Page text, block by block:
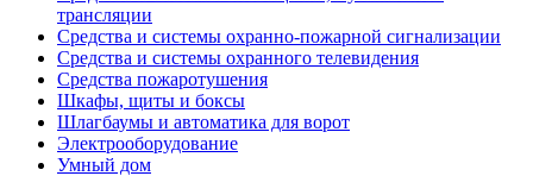
трансляции
Средства и системы охранно-пожарной сигнализации
Средства и системы охранного телевидения
Средства пожаротушения
Шкафы, щиты и боксы
Шлагбаумы и автоматика для ворот
Электрооборудование
Умный дом